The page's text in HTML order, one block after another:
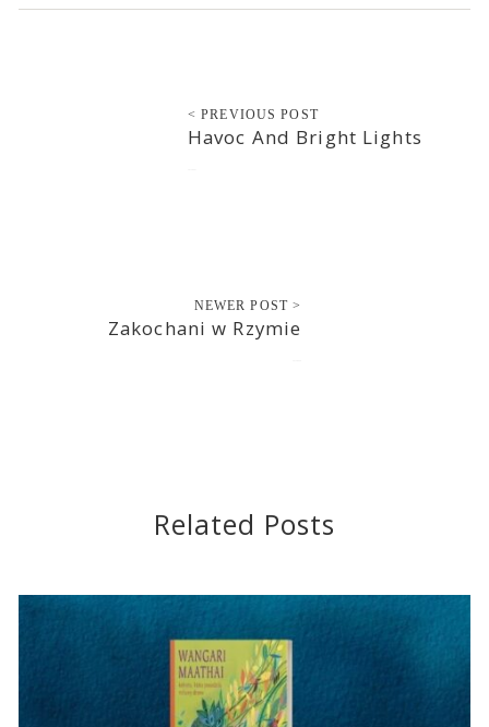
< PREVIOUS POST
Havoc And Bright Lights
NEWER POST >
Zakochani w Rzymie
Related Posts